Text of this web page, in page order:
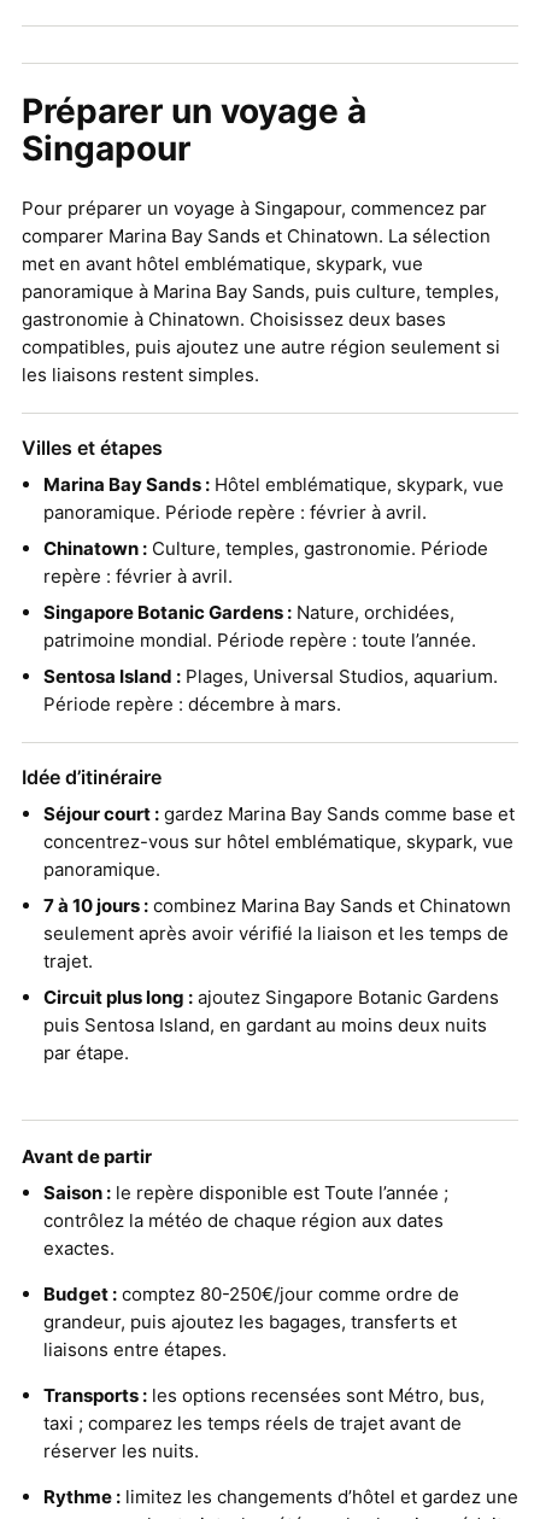
Préparer un voyage à
Singapour
Pour préparer un voyage à Singapour, commencez par
comparer Marina Bay Sands et Chinatown. La sélection
met en avant hôtel emblématique, skypark, vue
panoramique à Marina Bay Sands, puis culture, temples,
gastronomie à Chinatown. Choisissez deux bases
compatibles, puis ajoutez une autre région seulement si
les liaisons restent simples.
Villes et étapes
Marina Bay Sands :Hôtel emblématique, skypark, vue
panoramique. Période repère : février à avril.
Chinatown :Culture, temples, gastronomie. Période
repère : février à avril.
Singapore Botanic Gardens :Nature, orchidées,
patrimoine mondial. Période repère : toute l’année.
Sentosa Island :Plages, Universal Studios, aquarium.
Période repère : décembre à mars.
Idée d’itinéraire
Séjour court :gardez Marina Bay Sands comme base et
concentrez-vous sur hôtel emblématique, skypark, vue
panoramique.
7 à 10 jours :combinez Marina Bay Sands et Chinatown
seulement après avoir vérifié la liaison et les temps de
trajet.
Circuit plus long :ajoutez Singapore Botanic Gardens
puis Sentosa Island, en gardant au moins deux nuits
par étape.
Avant de partir
Saison : le repère disponible est Toute l’année ;
contrôlez la météo de chaque région aux dates
exactes.
Budget : comptez 80-250€/jour comme ordre de
grandeur, puis ajoutez les bagages, transferts et
liaisons entre étapes.
Transports : les options recensées sont Métro, bus,
taxi ; comparez les temps réels de trajet avant de
réserver les nuits.
Rythme : limitez les changements d’hôtel et gardez une